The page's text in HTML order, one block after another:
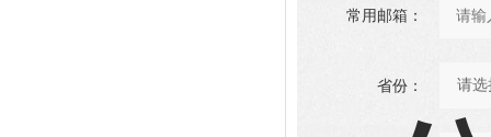
常用邮箱：
省份：